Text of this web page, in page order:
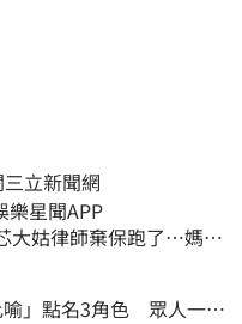
立新聞網
刻下載娛樂星聞APP
大姑律師棄保跑了…媽也
喻」點名3角色 眾人一看